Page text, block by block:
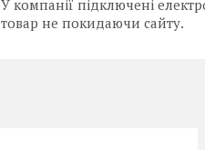
У компанії підключені
товар не покидаючи сайту.